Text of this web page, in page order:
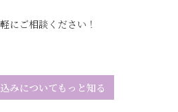
にご相談ください！
みについてもっと知る